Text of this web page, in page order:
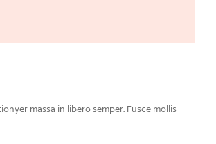
massa in libero semper. Fusce mollis